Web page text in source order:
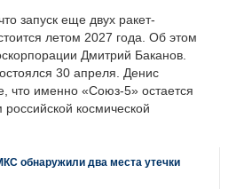
запуск еще двух ракет-
летом 2027 года. Об этом
Дмитрий Баканов.
30 апреля. Денис
что именно «Союз-5» остается
космической
обнаружили два места утечки